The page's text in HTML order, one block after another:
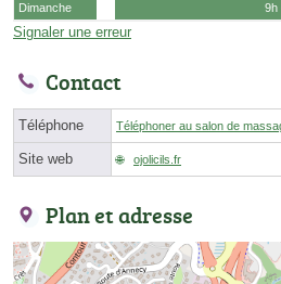
Dimanche
9h
Signaler une erreur
Contact
Téléphone Téléphoner au salon de
Site web ojolicils.fr
Plan et adresse